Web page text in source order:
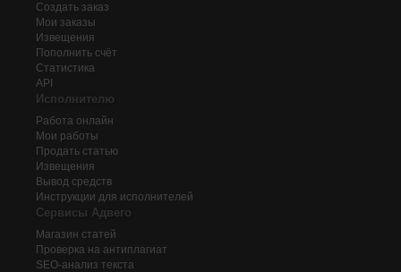
Создать заказ
Мои заказы
Извещения
Пополнить счёт
Статистика
API
Исполнителю
Работа онлайн
Мои работы
Продать статью
Извещения
Вывод средств
Инструкции для исполнителей
Сервисы Адвего
Магазин статей
Проверка на антиплагиат
SEO-анализ текста